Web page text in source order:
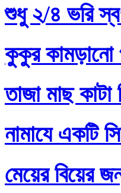
শুধু ২/৪ ভরি
কুকুর কামড়ানো
তাজা মাছ
নামাযে একটি
মেয়ের বিয়ের